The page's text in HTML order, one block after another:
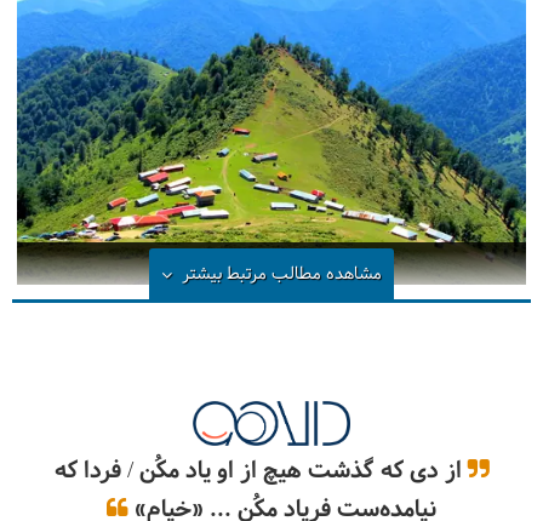
ماسال کجاست؟
مشاهده مطالب مرتبطبیشتر
از دی که گذشت هیچ از او یاد مکُن / فردا که
نیامده‌ست فریاد مکُن ... «خیام»